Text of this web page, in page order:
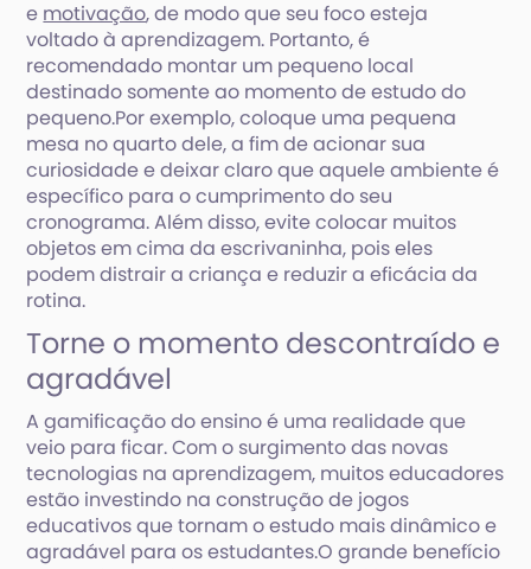
e motivação, de modo que seu foco esteja
voltado à aprendizagem. Portanto, é
recomendado montar um pequeno local
destinado somente ao momento de estudo do
pequeno.Por exemplo, coloque uma pequena
mesa no quarto dele, a fim de acionar sua
curiosidade e deixar claro que aquele ambiente é
específico para o cumprimento do seu
cronograma. Além disso, evite colocar muitos
objetos em cima da escrivaninha, pois eles
podem distrair a criança e reduzir a eficácia da
rotina.
Torne o momento descontraído e
agradável
A gamificação do ensino é uma realidade que
veio para ficar. Com o surgimento das novas
tecnologias na aprendizagem, muitos educadores
estão investindo na construção de jogos
educativos que tornam o estudo mais dinâmico e
agradável para os estudantes.O grande benefício